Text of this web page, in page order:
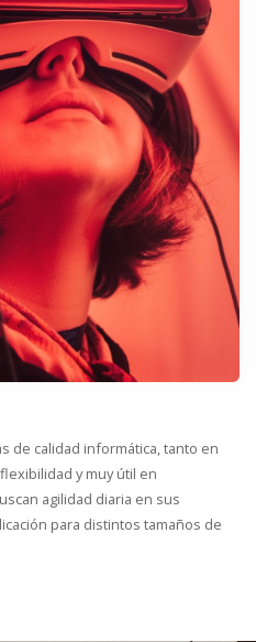
de calidad informática, tanto en
y muy útil en
agilidad diaria en sus
para distintos tamaños de